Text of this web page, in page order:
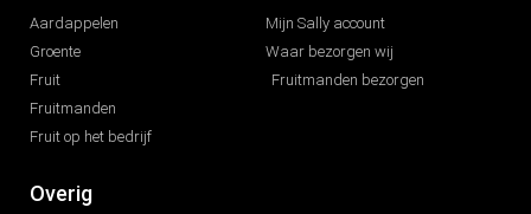
Aardappelen
Groente
Fruit
Fruitmanden
Fruit op het bedrijf
Mijn Sally account
Waar bezorgen wij
Fruitmanden bezorgen
Overig